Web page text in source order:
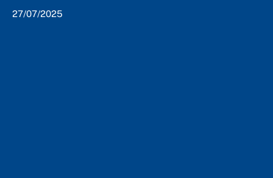
27/07/2025